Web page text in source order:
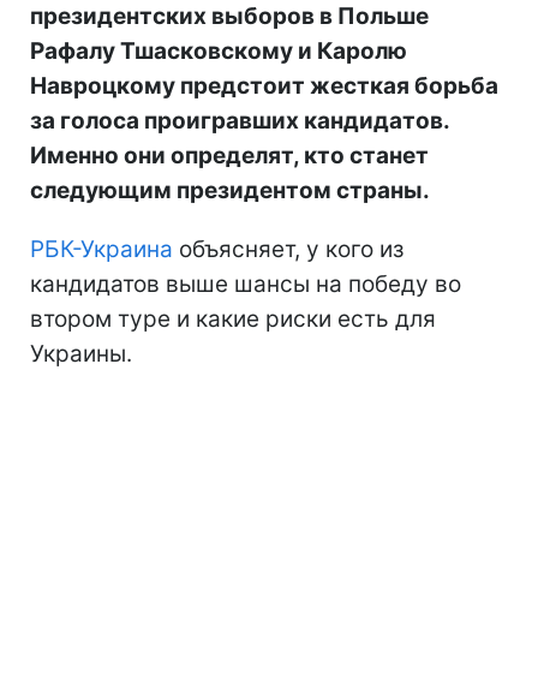
президентских выборов в Польше
Рафалу Тшасковскому и Каролю
Навроцкому предстоит жесткая борьба
за голоса проигравших кандидатов.
Именно они определят, кто станет
следующим президентом страны.
РБК-Украина объясняет, у кого из
кандидатов выше шансы на победу во
втором туре и какие риски есть для
Украины.